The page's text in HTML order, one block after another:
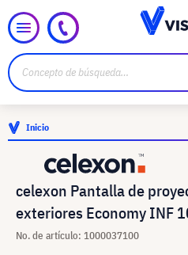
Inicio
celexon Pantalla de
exteriores Economy INF
No. de artículo: 1000037100